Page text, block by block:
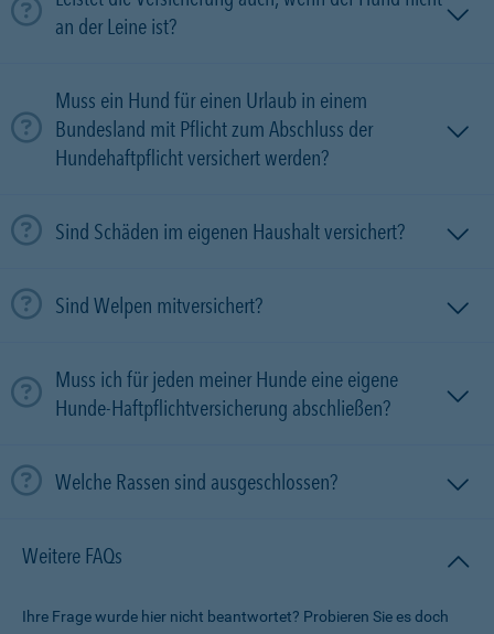
an der Leine ist?
Muss ein Hund für einen Urlaub in einem
Bundesland mit Pflicht zum Abschluss der
Hundehaftpflicht versichert werden?
Sind Schäden im eigenen Haushalt versichert?
Sind Welpen mitversichert?
Muss ich für jeden meiner Hunde eine eigene
Hunde-Haftpflichtversicherung abschließen?
Welche Rassen sind ausgeschlossen?
Weitere FAQs
Ihre Frage wurde hier nicht beantwortet? Probieren Sie es doch